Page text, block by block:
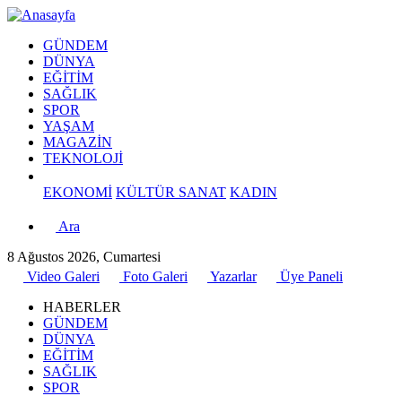
GÜNDEM
DÜNYA
EĞİTİM
SAĞLIK
SPOR
YAŞAM
MAGAZİN
TEKNOLOJİ
EKONOMİ KÜLTÜR SANAT KADIN
Ara
8 Ağustos 2026, Cumartesi
Video Galeri
Foto Galeri Yazarlar
Üye Paneli
HABERLER
GÜNDEM
DÜNYA
EĞİTİM
SAĞLIK
SPOR